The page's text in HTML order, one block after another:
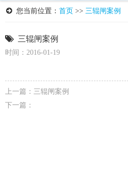
您当前位置： 首页 >> 三辊闸案例
三辊闸案例
时间：2016-01-19
上一篇： 三辊闸案例
下一篇：